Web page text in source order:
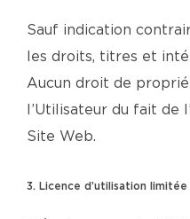
Sauf indication
les droits, titres et
Aucun droit de
l’Utilisateur du fait de
Site Web.
3. Licence d’utilisation limitée